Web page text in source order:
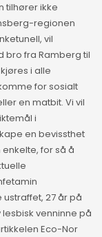
tilhører ikke
regionen
vil
bro fra Ramberg til
i alle
for sosialt
en matbit. Vi vil
i
en bevissthet
for så å
ustraffet, 27 år på
venninne på
Eco-Nor